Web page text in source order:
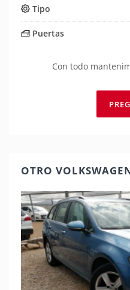
Tipo
Puertas
Con todo
OTRO